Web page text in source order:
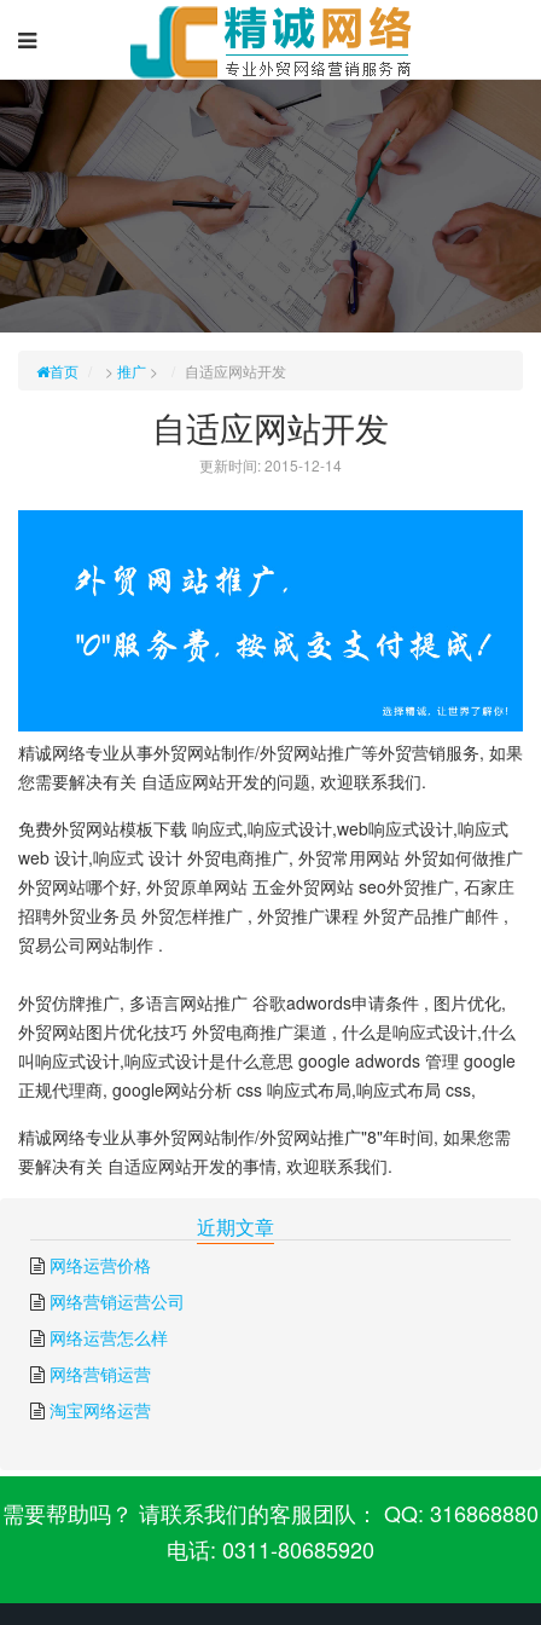
首页 > 推广 > 自适应网站开发
自适应网站开发
更新时间: 2015-12-14
精诚网络专业从事外贸网站制作/外贸网站推广等外贸营销服务, 如果
您需要解决有关 自适应网站开发的问题, 欢迎联系我们.
免费外贸网站模板下载 响应式,响应式设计,web响应式设计,响应式
web 设计,响应式 设计 外贸电商推广, 外贸常用网站 外贸如何做推广
外贸网站哪个好, 外贸原单网站 五金外贸网站 seo外贸推广, 石家庄
招聘外贸业务员 外贸怎样推广 , 外贸推广课程 外贸产品推广邮件 ,
贸易公司网站制作 .
外贸仿牌推广, 多语言网站推广 谷歌adwords申请条件 , 图片优化,
外贸网站图片优化技巧 外贸电商推广渠道 , 什么是响应式设计,什么
叫响应式设计,响应式设计是什么意思 google adwords 管理 google
正规代理商, google网站分析 css 响应式布局,响应式布局 css,
精诚网络专业从事外贸网站制作/外贸网站推广"8"年时间, 如果您需
要解决有关 自适应网站开发的事情, 欢迎联系我们.
近期文章
网络运营价格
网络营销运营公司
网络运营怎么样
网络营销运营
淘宝网络运营
需要帮助吗？ 请联系我们的客服团队： QQ: 316868880
电话: 0311-80685920